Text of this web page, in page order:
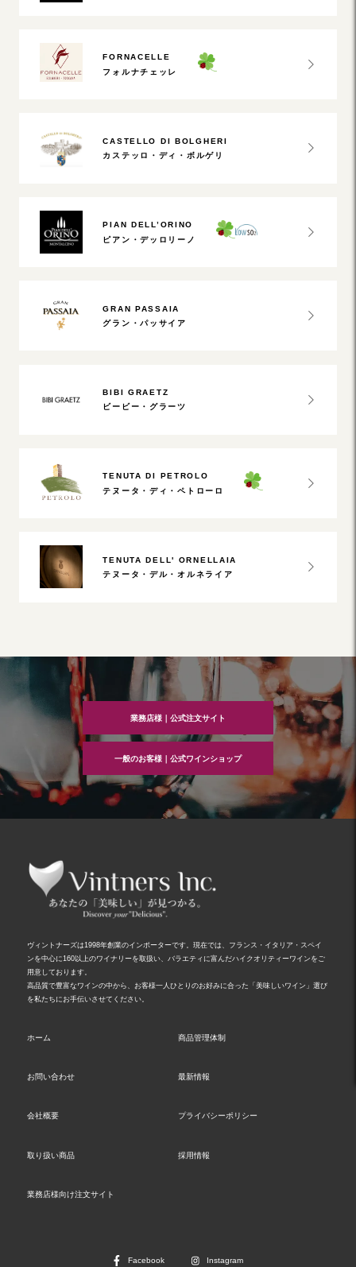
FORNACELLE
フォルナチェッレ
CASTELLO DI BOLGHERI
カステッロ・ディ・ボルゲリ
PIAN DELL’ORINO
ピアン・デッロリーノ
GRAN PASSAIA
グラン・パッサイア
BIBI GRAETZ
ビービー・グラーツ
TENUTA DI PETROLO
テヌータ・ディ・ペトローロ
TENUTA DELL' ORNELLAIA
テヌータ・デル・オルネライア
業務店様｜公式注文サイト
一般のお客様｜公式ワインショップ
ヴィントナーズは1998年創業のインポーターです。現在では、フランス・イタリア・スペイ
ンを中心に160以上のワイナリーを取扱い、バラエティに富んだハイクオリティーワインをご
用意しております。
高品質で豊富なワインの中から、お客様一人ひとりのお好みに合った「美味しいワイン」選び
を私たちにお手伝いさせてください。
ホーム 商品管理体制
お問い合わせ 最新情報
会社概要 プライバシーポリシー
取り扱い商品 採用情報
業務店様向け注文サイト
Facebook Instagram